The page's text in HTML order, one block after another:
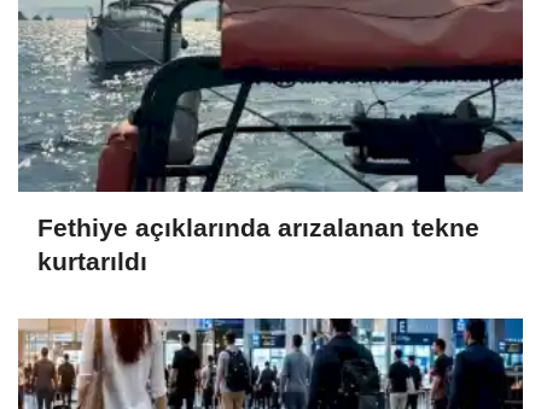
Fethiye açıklarında arızalanan tekne
kurtarıldı